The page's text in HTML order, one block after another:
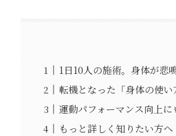
1日10人の施術。身体が悲
転機となった「身体の使い
運動パフォーマンス向上に
もっと詳しく知りたい方へ